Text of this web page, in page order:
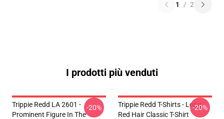
1 / 2
I prodotti più venduti
Trippie Redd LA 2601 -
Prominent Figure In The
-20%
Trippie Redd T-Shirts - Long
Red Hair Classic T-Shirt
-20%